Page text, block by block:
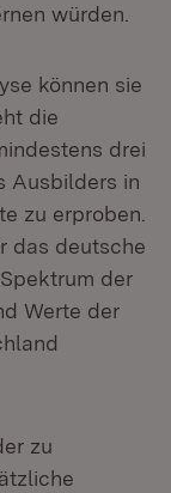
würden.
können sie
die
drei
Ausbilders in
zu erproben.
das deutsche
der
Werte der
zu